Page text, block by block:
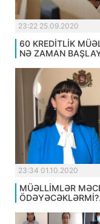
23:22 25.09.2020
60 KREDİTLİK
NƏ ZAMAN
23:34 01.10.2020
MÜƏLLİMLƏR
ÖDƏYƏCƏKLƏRMİ?.